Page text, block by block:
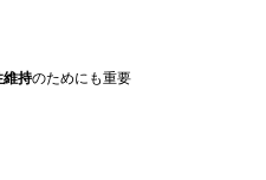
維持のためにも重要